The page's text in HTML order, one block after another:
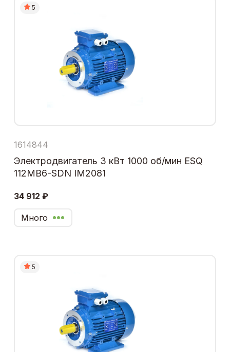
5
1614844
Электродвигатель 3 кВт 1000 об/мин ESQ
112MB6-SDN IM2081
34 912 ₽
Много
5